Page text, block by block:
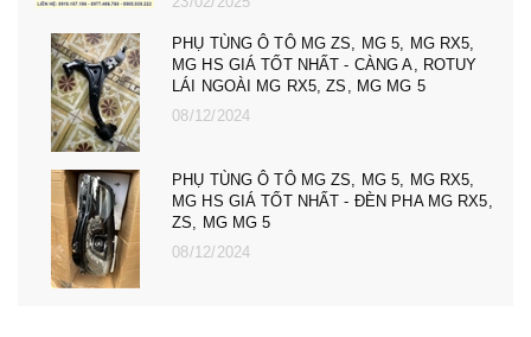
PHỤ TÙNG Ô TÔ MG ZS, MG 5, MG RX5,
MG HS GIÁ TỐT NHẤT - CÀNG A, ROTUY
LÁI NGOÀI MG RX5, ZS, MG MG 5
08/12/2024
PHỤ TÙNG Ô TÔ MG ZS, MG 5, MG RX5,
MG HS GIÁ TỐT NHẤT - ĐÈN PHA MG RX5,
ZS, MG MG 5
08/12/2024